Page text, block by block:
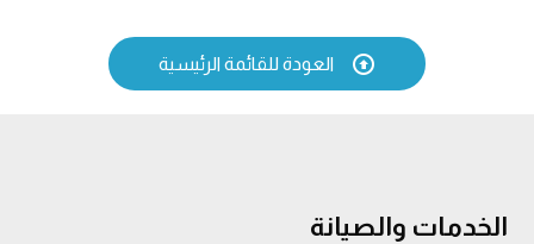
 العودة للقائمة الرئيسية
الخدمات والصيانة